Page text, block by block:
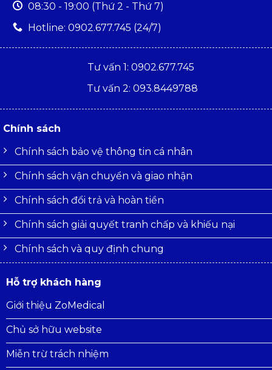
08:30 - 19:00 (Thứ 2 - Thứ 7)
Hotline: 0902.677.745 (24/7)
Tư vấn 1: 0902.677.745
Tư vấn 2: 093.8449788
Chính sách
Chính sách bảo vệ thông tin cá nhân
Chính sách vận chuyển và giao nhận
Chính sách đổi trả và hoàn tiền
Chính sách giải quyết tranh chấp và khiếu nại
Chính sách và quy định chung
Hỗ trợ khách hàng
Giới thiệu ZoMedical
Chủ sở hữu website
Miễn trừ trách nhiệm